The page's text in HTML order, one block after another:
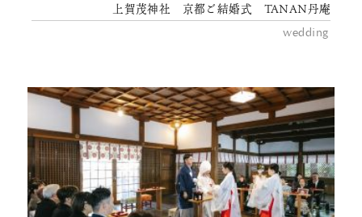
上賀茂神社 京都ご結婚式 TANAN丹庵
wedding